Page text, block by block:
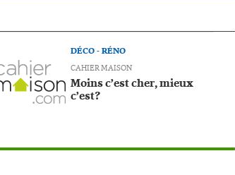
DÉCO - RÉNO
CAHIER MAISON
Moins c’est cher, mieux
c’est?